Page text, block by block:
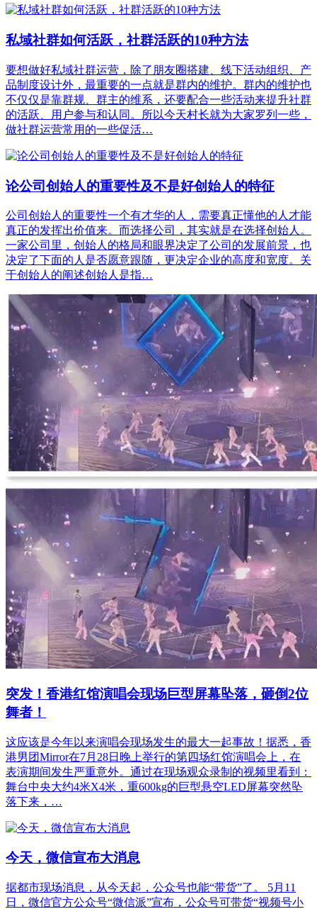
私域社群如何活跃，社群活跃的10种方法
要想做好私域社群运营，除了朋友圈搭建、线下活动组织、产
品制度设计外，最重要的一点就是群内的维护。群内的维护也
不仅仅是靠群规、群主的维系，还要配合一些活动来提升社群
的活跃、用户参与和认同。所以今天村长就为大家罗列一些，
做社群运营常用的一些促活…
论公司创始人的重要性及不是好创始人的特征
公司创始人的重要性一个有才华的人，需要真正懂他的人才能
真正的发挥出价值来。而选择公司，其实就是在选择创始人。
一家公司里，创始人的格局和眼界决定了公司的发展前景，也
决定了下面的人是否愿意跟随，更决定企业的高度和宽度。关
于创始人的阐述创始人是指…
突发！香港红馆演唱会现场巨型屏幕坠落，砸倒2位
舞者！
这应该是今年以来演唱会现场发生的最大一起事故！据悉，香
港男团Mirror在7月28日晚上举行的第四场红馆演唱会上，在
表演期间发生严重意外。通过在现场观众录制的视频里看到：
舞台中央大约4米X4米，重600kg的巨型悬空LED屏幕突然坠
落下来，…
今天，微信宣布大消息
据都市现场消息，从今天起，公众号也能“带货”了。 5月11
日，微信官方公众号“微信派”宣布，公众号可带货“视频号小